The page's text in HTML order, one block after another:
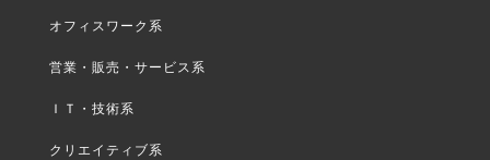
オフィスワーク系
営業・販売・サービス系
ＩＴ・技術系
クリエイティブ系